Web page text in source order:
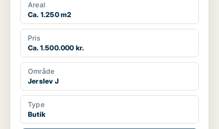
Areal
Ca. 1.250 m2
Pris
Ca. 1.500.000 kr.
Område
Jerslev J
Type
Butik